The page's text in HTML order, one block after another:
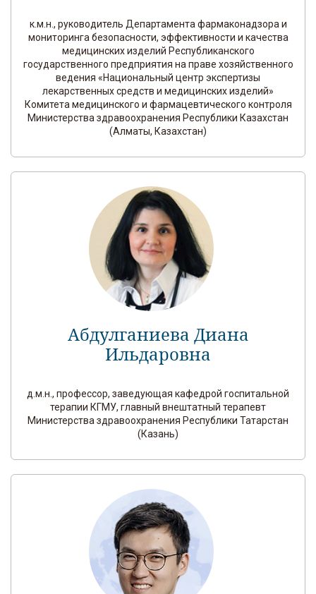
к.м.н., руководитель Департамента фармаконадзора и
мониторинга безопасности, эффективности и качества
медицинских изделий Республиканского
государственного предприятия на праве хозяйственного
ведения «Национальный центр экспертизы
лекарственных средств и медицинских изделий»
Комитета медицинского и фармацевтического контроля
Министерства здравоохранения Республики Казахстан
(Алматы, Казахстан)
Абдулганиева Диана
Ильдаровна
д.м.н., профессор, заведующая кафедрой госпитальной
терапии КГМУ, главный внештатный терапевт
Министерства здравоохранения Республики Татарстан
(Казань)